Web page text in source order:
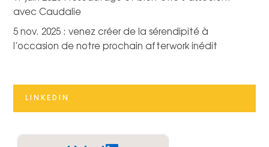
avec Caudalie
5 nov. 2025 : venez créer de la sérendipité à
l’occasion de notre prochain afterwork inédit
LINKEDIN